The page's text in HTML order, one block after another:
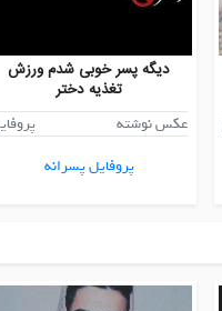
دیگه پسر خوبی شدم ورزش
تغذیه دختر
عکس نوشته
پروفایل پسرانه